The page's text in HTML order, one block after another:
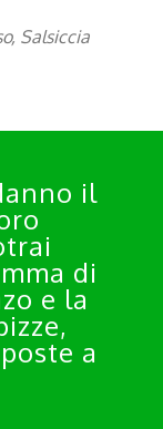
Salsiccia
il
di
e la
a